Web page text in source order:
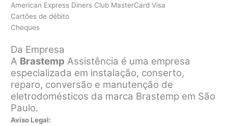
American Express Diners Club MasterCard Visa
Cartões de débito
Cheques
Da Empresa
A Brastemp Assistência é uma empresa
especializada em instalação, conserto,
reparo, conversão e manutenção de
eletrodomésticos da marca Brastemp em São
Paulo.
Aviso Legal: